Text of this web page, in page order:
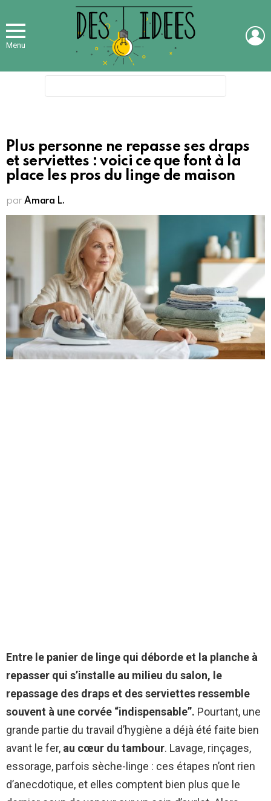
Menu
Plus personne ne repasse ses draps
et serviettes : voici ce que font à la
place les pros du linge de maison
par Amara L.
Entre le panier de linge qui déborde et la planche à
repasser qui s’installe au milieu du salon, le
repassage des draps et des serviettes ressemble
souvent à une corvée “indispensable”. Pourtant, une
grande partie du travail d’hygiène a déjà été faite bien
avant le fer, au cœur du tambour. Lavage, rinçages,
essorage, parfois sèche-linge : ces étapes n’ont rien
d’anecdotique, et elles comptent bien plus que le